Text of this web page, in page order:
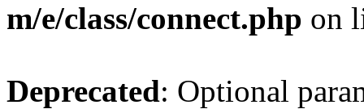
m/e/class/connect.php on
Deprecated: Optional